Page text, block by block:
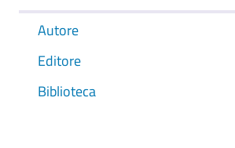
Autore
Editore
Biblioteca